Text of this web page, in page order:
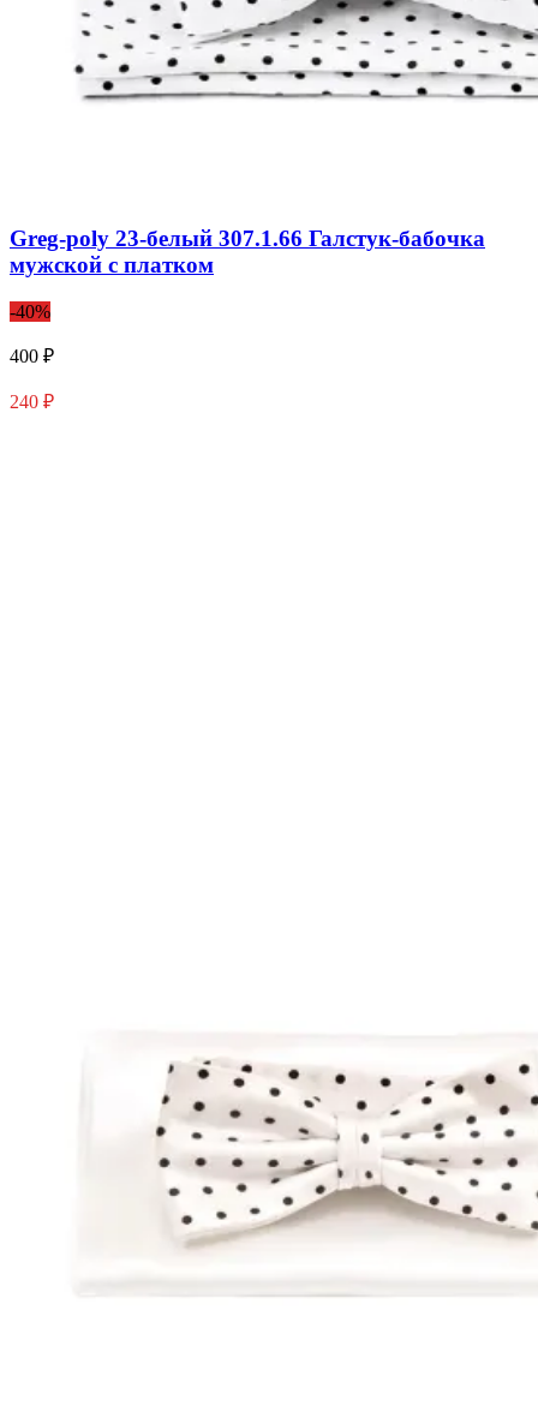
Greg-poly 23-белый 307.1.66 Галстук-бабочка
мужской с платком
-40%
400 ₽
240 ₽